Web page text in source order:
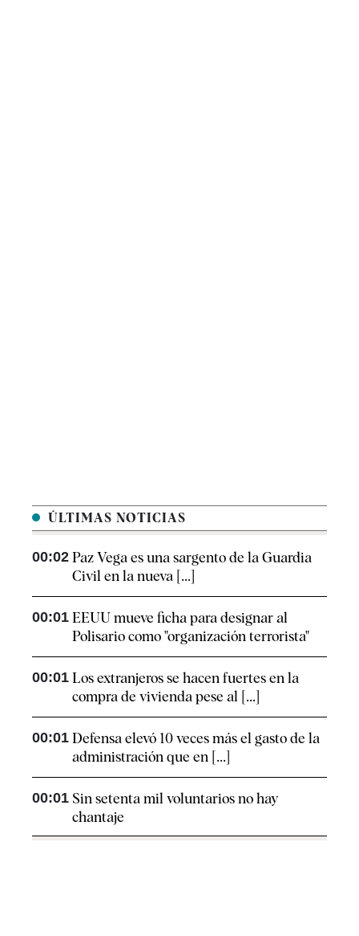
ÚLTIMAS NOTICIAS
00:02 Paz Vega es una sargento de la Guardia
Civil en la nueva [...]
00:01 EEUU mueve ficha para designar al
Polisario como "organización terrorista"
00:01 Los extranjeros se hacen fuertes en la
compra de vivienda pese al [...]
00:01 Defensa elevó 10 veces más el gasto de la
administración que en [...]
00:01 Sin setenta mil voluntarios no hay
chantaje